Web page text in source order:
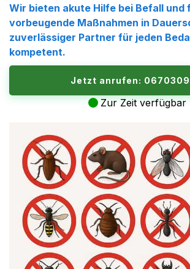
Wir bieten akute Hilfe bei Befall und
vorbeugende Maßnahmen in
zuverlässiger Partner für jeden
kompetent.
Jetzt anrufen:
Zur Zeit verfügbar